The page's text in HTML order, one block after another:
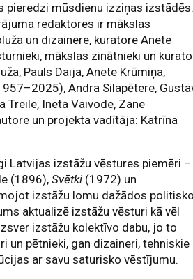
pieredzi mūsdienu izziņas izstādēs.
redaktores ir mākslas
un dizainere, kuratore Anete
mākslas zinātnieki un
Pauls Daija, Anete Krūmiņa,
Andra Silapētere,
Treile, Ineta Vaivode, Zane
un projekta vadītāja: Katrīna
Latvijas izstāžu vēstures piemēri –
(1896),Svētki (1972) un
izstāžu lomu dažādos
aktualizē izstāžu vēsturi kā vēl
izstāžu kolektīvo dabu, jo to
un pētnieki, gan dizaineri, tehniskie
ar savu saturisko vēstījumu.